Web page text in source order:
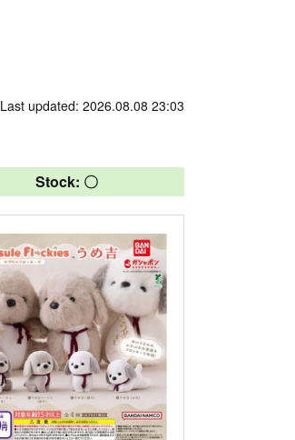
Last updated: 2026.08.08 23:03
Stock: 〇